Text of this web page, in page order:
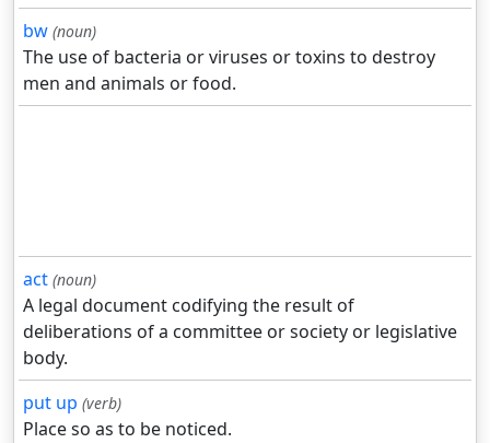
bw (noun)
The use of bacteria or viruses or toxins to destroy
men and animals or food.
act (noun)
A legal document codifying the result of
deliberations of a committee or society or legislative
body.
put up (verb)
Place so as to be noticed.